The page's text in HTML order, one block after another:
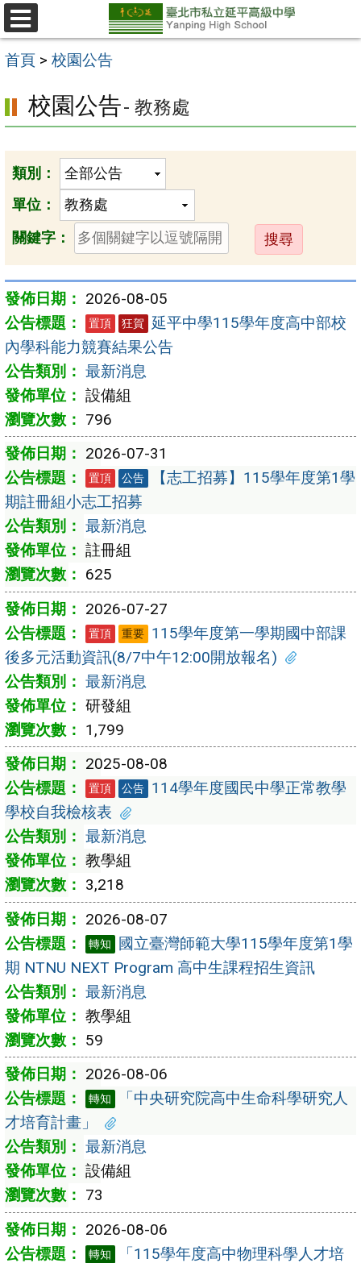
跳
至
主
容
區
選
單
首頁 > 校園公告
校園公告- 教務處
類別：
單位：
關鍵字：
送
出
2026-08-05
置頂 狂賀
延平中學115學年度高中部校
內學科能力競賽結果公告
最新消息
設備組
796
2026-07-31
置頂 公告
【志工招募】115學年度第1學
期註冊組小志工招募
最新消息
註冊組
625
2026-07-27
置頂 重要 115學年度第一學期國中部課
後多元活動資訊(8/7中午12:00開放報名)
最新消息
研發組
1,799
2025-08-08
置頂 公告 114學年度國民中學正常教學
學校自我檢核表
最新消息
教學組
3,218
2026-08-07
轉知
國立臺灣師範大學115學年度第1學
期 NTNU NEXT Program 高中生課程招生資訊
最新消息
教學組
59
2026-08-06
轉知
「中央研究院高中生命科學研究人
才培育計畫」
最新消息
設備組
73
2026-08-06
轉知
「115學年度高中物理科學人才培